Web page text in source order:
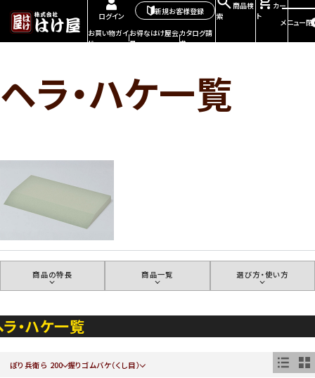
ログイン
新規お客様登録
お買い物ガイ
ド
お得なはけ屋会
員
カタログ請
求
商品検
索
カー
ト
メニュー閉
ヘラ・ハケ一覧
商品の特長 商品一覧 選び方・使い方
・ハケ一覧
ぽり兵衛ら 200 握りゴムバケ（くし目）